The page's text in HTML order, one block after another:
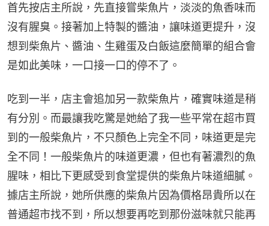
首先按店主所說，先直接嘗柴魚片，淡淡的魚香味而
沒有腥臭。接著加上特製的醬油，讓味道更提升，沒
想到柴魚片、醬油、生雞蛋及白飯這麼簡單的組合會
是如此美味，一口接一口的停不了。
吃到一半，店主會追加另一款柴魚片，確實味道是稍
有分別。而最讓我吃驚是她給了我一些平常在超市買
到的一般柴魚片，不只顏色上完全不同，味道更是完
全不同！一般柴魚片的味道更濃，但也有著濃烈的魚
腥味，相比下更感受到食堂提供的柴魚片味道細膩。
據店主所說，她所供應的柴魚片因為價格昂貴所以在
普通超市找不到，所以想要再吃到那份滋味就只能再